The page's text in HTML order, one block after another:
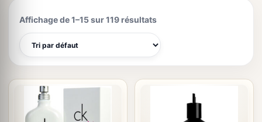
Affichage de 1–15 sur 119 résultats